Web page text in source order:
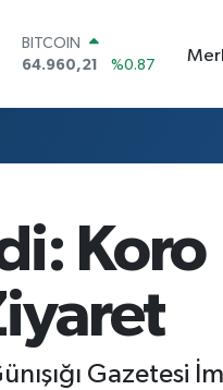
DOLAR
47,7436
%0.18
55,2510
%0.32
13.779
%-14
BITCOINKoro
Gazetesi